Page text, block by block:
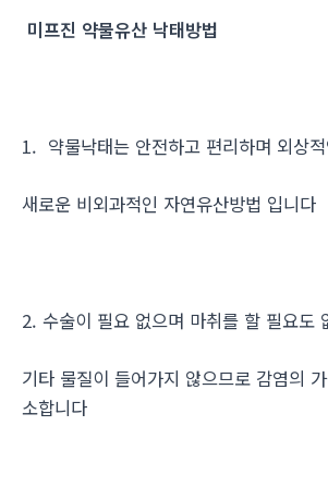
미프진 약물유산 낙태방법
1. 약물낙태는 안전하고 편리하며 외상
새로운 비외과적인 자연유산방법 입니다
2. 수술이 필요 없으며 마취를 할 필요도
기타 물질이 들어가지 않으므로 감염의
소합니다